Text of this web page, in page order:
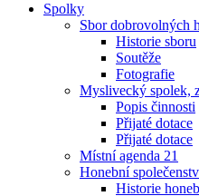
Spolky
Sbor dobrovolných
Historie sboru
Soutěže
Fotografie
Myslivecký spolek,
Popis činnosti
Přijaté dotace
Přijaté dotace
Místní agenda 21
Honební
Historie